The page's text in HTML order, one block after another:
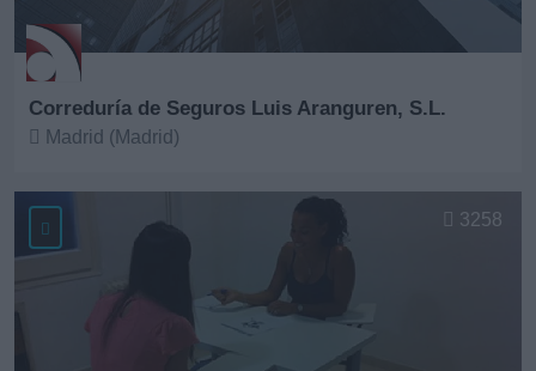
Correduría de Seguros Luis Aranguren, S.L.
Madrid (Madrid)
3258